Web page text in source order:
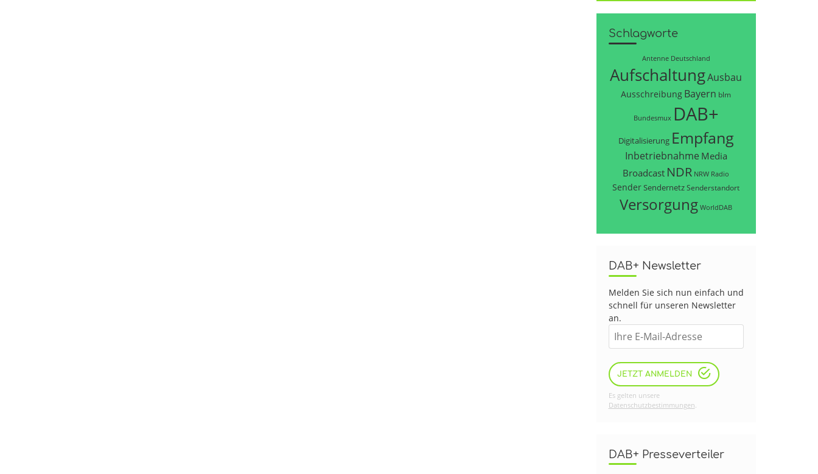
Schlagworte
Antenne Deutschland
AufschaltungAusbau
Ausschreibung Bayern blm
Bundesmux DAB+
Digitalisierung Empfang
Inbetriebnahme Media
Broadcast NDR NRW Radio
SenderSendernetzSenderstandort
Versorgung WorldDAB
DAB+ Newsletter
Melden Sie sich nun einfach und
schnell für unseren Newsletter
an.
JETZT ANMELDEN
Es gelten unsere
Datenschutzbestimmungen
DAB+ Presseverteiler